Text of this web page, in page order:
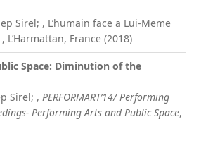
Sirel; , L’humain face a Lui-Meme
L’Harmattan, France (2018)
Space: Diminution of the
Sirel; , PERFORMART’14/ Performing
Performing Arts and Public Space,